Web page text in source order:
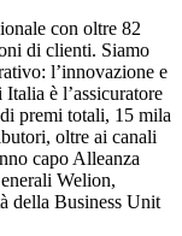
con oltre 82
di clienti. Siamo
l’innovazione e
è l’assicuratore
premi totali, 15 mila
oltre ai canali
capo Alleanza
Welion,
della Business Unit